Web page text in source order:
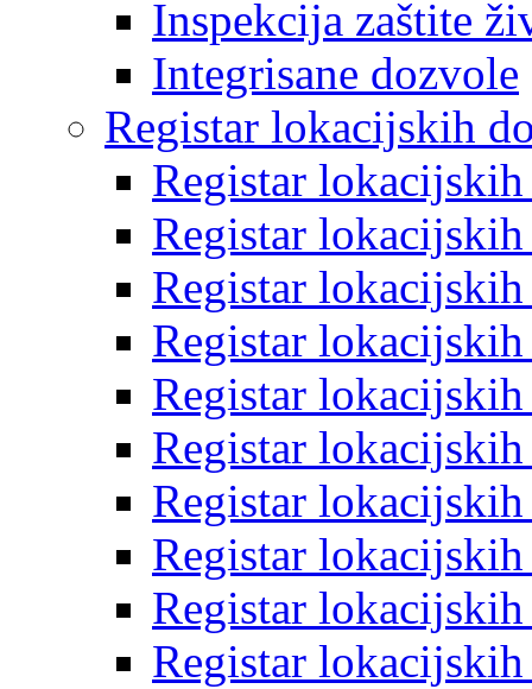
Inspekcija zaštite
Integrisane dozvole
Registar lokacijskih
Registar
Registar
Registar
Registar
Registar
Registar
Registar
Registar
Registar
Registar